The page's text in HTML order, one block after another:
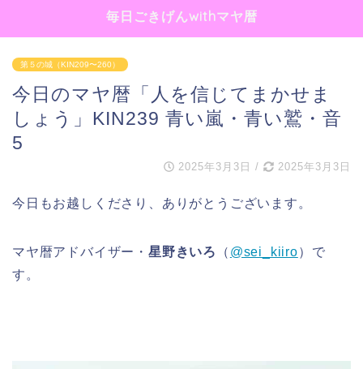
毎日ごきげんwithマヤ暦
第５の城（KIN209〜260）
今日のマヤ暦「人を信じてまかせま
しょう」KIN239 青い嵐・青い鷲・音
5
2025年3月3日 / 2025年3月3日
今日もお越しくださり、ありがとうございます。
マヤ暦アドバイザー・ 星野きいろ （ @sei_kiiro）で
す。